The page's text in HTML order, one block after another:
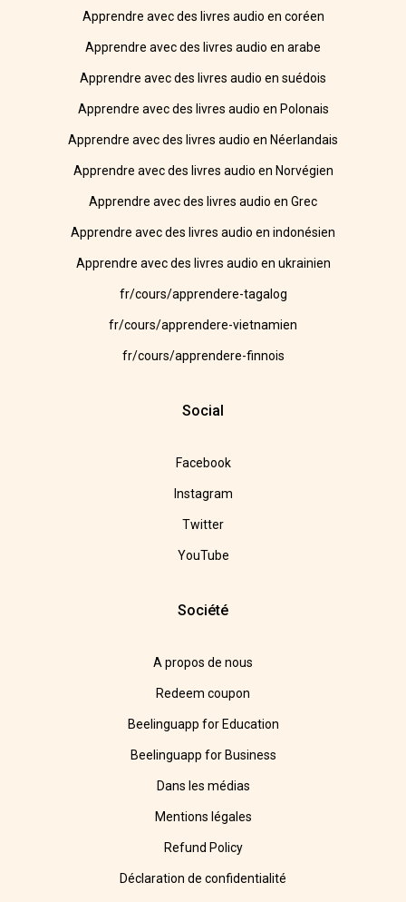
Apprendre avec des livres audio en coréen
Apprendre avec des livres audio en arabe
Apprendre avec des livres audio en suédois
Apprendre avec des livres audio en Polonais
Apprendre avec des livres audio en Néerlandais
Apprendre avec des livres audio en Norvégien
Apprendre avec des livres audio en Grec
Apprendre avec des livres audio en indonésien
Apprendre avec des livres audio en ukrainien
fr/cours/apprendere-tagalog
fr/cours/apprendere-vietnamien
fr/cours/apprendere-finnois
Social
Facebook
Instagram
Twitter
YouTube
Société
A propos de nous
Redeem coupon
Beelinguapp for Education
Beelinguapp for Business
Dans les médias
Mentions légales
Refund Policy
Déclaration de confidentialité